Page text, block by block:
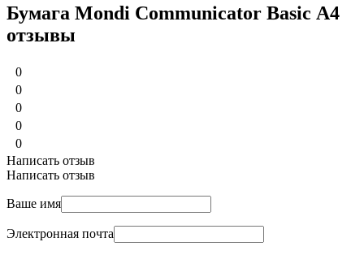
Бумага Mondi Communicator Basic А4
отзывы
0
0
0
0
0
Написать отзыв
Написать отзыв
Ваше имя
Электронная почта